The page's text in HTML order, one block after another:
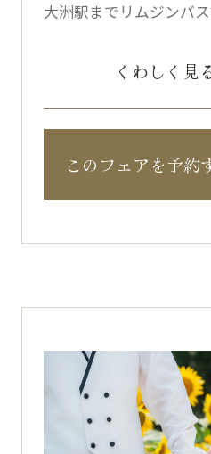
大洲駅までリムジンバ
くわしく見
このフェアを予約